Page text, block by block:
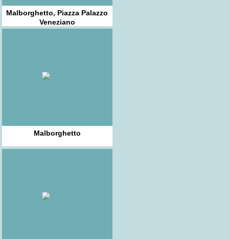
Malborghetto, Piazza Palazzo
Veneziano
Malborghetto